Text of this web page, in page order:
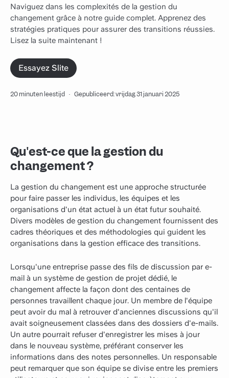
Naviguez dans les complexités de la gestion du
changement grâce à notre guide complet. Apprenez des
stratégies pratiques pour assurer des transitions réussies.
Lisez la suite maintenant !
Essayez Slite
20 minuten leestijd · Gepubliceerd: vrijdag 31 januari 2025
Qu'est-ce que la gestion du
changement ?
La gestion du changement est une approche structurée
pour faire passer les individus, les équipes et les
organisations d'un état actuel à un état futur souhaité.
Divers modèles de gestion du changement fournissent des
cadres théoriques et des méthodologies qui guident les
organisations dans la gestion efficace des transitions.
Lorsqu'une entreprise passe des fils de discussion par e-
mail à un système de gestion de projet dédié, le
changement affecte la façon dont des centaines de
personnes travaillent chaque jour. Un membre de l'équipe
peut avoir du mal à retrouver d'anciennes discussions qu'il
avait soigneusement classées dans des dossiers d'e-mails.
Un autre pourrait refuser d'enregistrer les mises à jour
dans le nouveau système, préférant conserver les
informations dans des notes personnelles. Un responsable
peut remarquer que son équipe se divise entre les premiers